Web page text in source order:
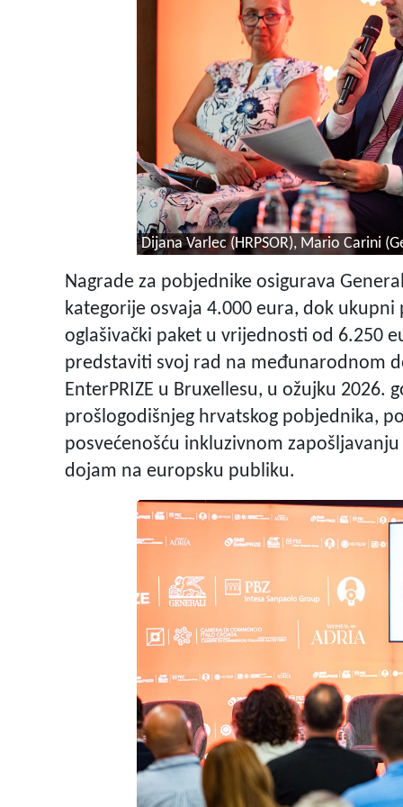
Dijana Varlec (HRPSOR), Mario Carini
Nagrade za pobjednike osigurava
kategorije osvaja 4.000 eura, dok
oglašivački paket u vrijednosti od 6.250
predstaviti svoj rad na međunarodnom
EnterPRIZE u Bruxellesu, u ožujku 2026.
prošlogodišnjeg hrvatskog pobjednika,
posvećenošću inkluzivnom
dojam na europsku publiku.